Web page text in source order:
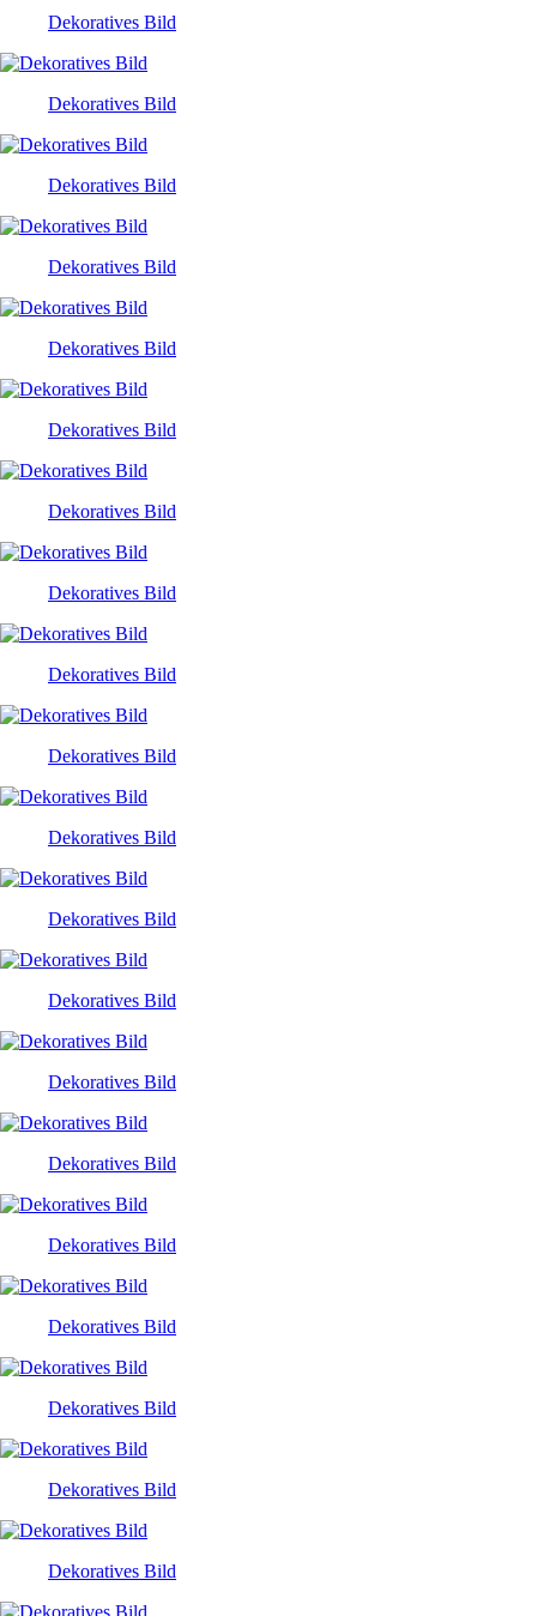
Dekoratives Bild
Dekoratives Bild
Dekoratives Bild
Dekoratives Bild
Dekoratives Bild
Dekoratives Bild
Dekoratives Bild
Dekoratives Bild
Dekoratives Bild
Dekoratives Bild
Dekoratives Bild
Dekoratives Bild
Dekoratives Bild
Dekoratives Bild
Dekoratives Bild
Dekoratives Bild
Dekoratives Bild
Dekoratives Bild
Dekoratives Bild
Dekoratives Bild